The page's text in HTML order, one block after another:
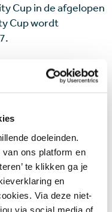
doeleinden.
ons platform en
te klikken ga je
en
Via deze niet-
via social media of
Cup in de afgelopen
Cup wordt
op de deur: 17-
schitteren met